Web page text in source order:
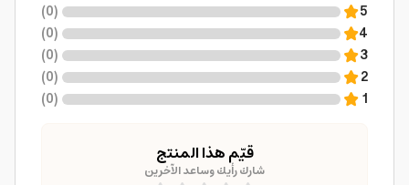
5
(
0
)
4
(
0
)
3
(
0
)
2
(
0
)
1
(
0
)
قيّم هذا المنتج
شارك رأيك وساعد الآخرين